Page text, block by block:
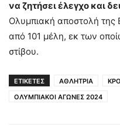
να ζητήσει έλεγχο και
Ολυμπιακή αποστολή της
από 101 μέλη, εκ των
στίβου.
ΕΤΙΚΕΤΕΣ ΑΘΛΗΤΡΙΑ
ΟΛΥΜΠΙΑΚΟΙ ΑΓΩΝΕΣ 2024